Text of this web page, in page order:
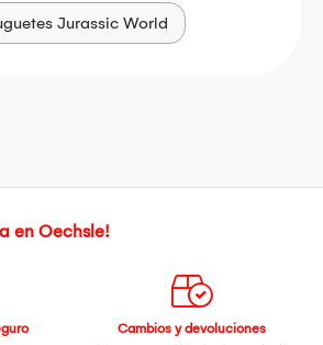
Jurassic World
en Oechsle!
Cambios y devoluciones